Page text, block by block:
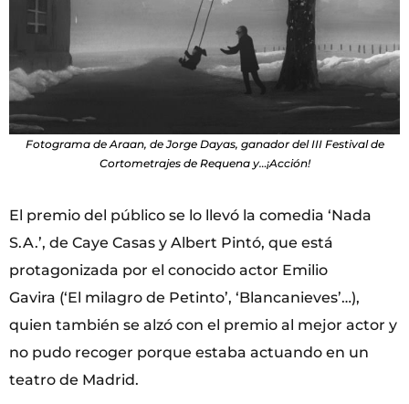
Fotograma de Araan, de Jorge Dayas, ganador del III Festival de
Cortometrajes de Requena y…¡Acción!
El premio del público se lo llevó la comedia ‘Nada
S.A.’, de Caye Casas y Albert Pintó, que está
protagonizada por el conocido actor Emilio
Gavira (‘El milagro de Petinto’, ‘Blancanieves’…),
quien también se alzó con el premio al mejor actor y
no pudo recoger porque estaba actuando en un
teatro de Madrid.